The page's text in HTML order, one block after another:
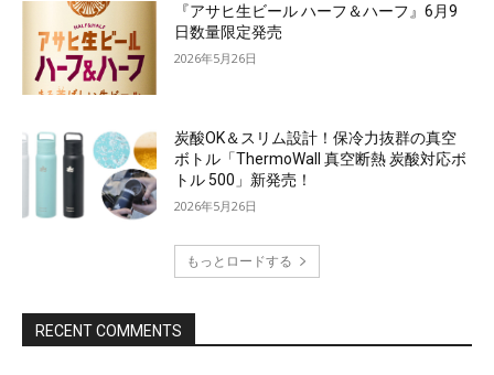
『アサヒ生ビール ハーフ＆ハーフ』6月9
日数量限定発売
2026年5月26日
炭酸OK＆スリム設計！保冷力抜群の真空
ボトル「ThermoWall 真空断熱 炭酸対応ボ
トル 500」新発売！
2026年5月26日
もっとロードする
RECENT COMMENTS